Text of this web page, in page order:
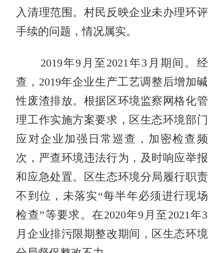
入清理范围。村民反映企业未办理环评
手续的问题，情况属实。
2019年9月至2021年3月期间。经
查，2019年企业生产工艺调整后增加碱
性废渣排放。根据区环境监察网格化管
理工作实施方案要求，区生态环境部门
应对企业加强日常巡查，加密检查频
次，严查环境违法行为，及时响应举报
和应急处置。区生态环境分局履行职责
不到位，未落实“每半年必须进行现场
检查”等要求。在2020年9月至2021年3
月企业排污限期整改期间，区生态环境